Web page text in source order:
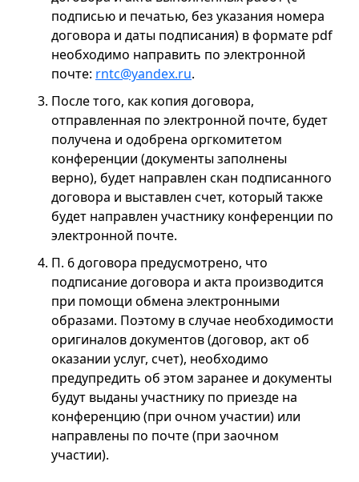
подписью и печатью, без указания номера
договора и даты подписания) в формате pdf
необходимо направить по электронной
почте: rntc@yandex.ru.
После того, как копия договора,
отправленная по электронной почте, будет
получена и одобрена оргкомитетом
конференции (документы заполнены
верно), будет направлен скан подписанного
договора и выставлен счет, который также
будет направлен участнику конференции по
электронной почте.
П. 6 договора предусмотрено, что
подписание договора и акта производится
при помощи обмена электронными
образами. Поэтому в случае необходимости
оригиналов документов (договор, акт об
оказании услуг, счет), необходимо
предупредить об этом заранее и документы
будут выданы участнику по приезде на
конференцию (при очном участии) или
направлены по почте (при заочном
участии).